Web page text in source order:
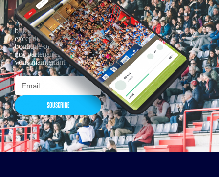
Actualités, nouveautés,
billetterie, remises
exceptionnelles dans la
boutique officielles & chez
nos partenaires… Inscrivez-
vous maintenant
SOUSCRIRE